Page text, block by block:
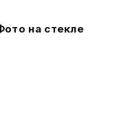
на стекле